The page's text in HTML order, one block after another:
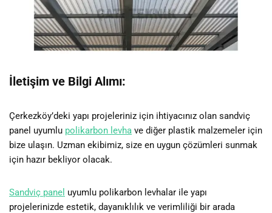
İletişim ve Bilgi Alımı:
Çerkezköy’deki yapı projeleriniz için ihtiyacınız olan sandviç
panel uyumlu polikarbon levha ve diğer plastik malzemeler için
bize ulaşın. Uzman ekibimiz, size en uygun çözümleri sunmak
için hazır bekliyor olacak.
Sandviç panel uyumlu polikarbon levhalar ile yapı
projelerinizde estetik, dayanıklılık ve verimliliği bir arada